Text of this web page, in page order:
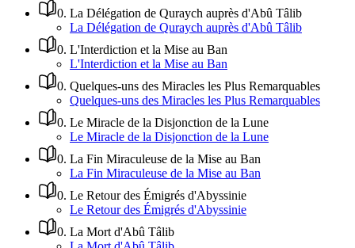
0. La Délégation de Quraych auprès d'Abû Tâlib
La Délégation de Quraych auprès d'Abû Tâlib
0. L'Interdiction et la Mise au Ban
L'Interdiction et la Mise au Ban
0. Quelques-uns des Miracles les Plus Remarquables
Quelques-uns des Miracles les Plus Remarquables
0. Le Miracle de la Disjonction de la Lune
Le Miracle de la Disjonction de la Lune
0. La Fin Miraculeuse de la Mise au Ban
La Fin Miraculeuse de la Mise au Ban
0. Le Retour des Émigrés d'Abyssinie
Le Retour des Émigrés d'Abyssinie
0. La Mort d'Abû Tâlib